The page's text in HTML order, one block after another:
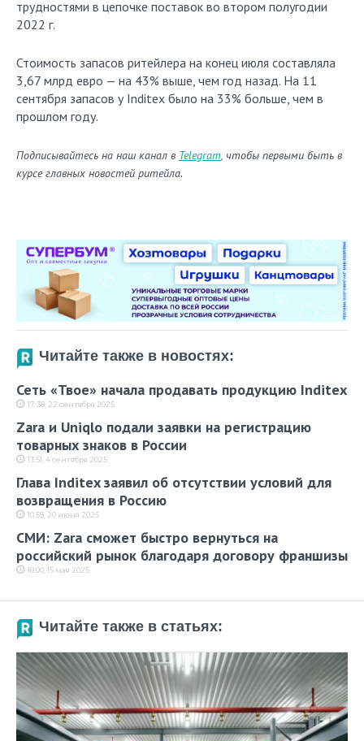
трудностями в цепочке поставок во втором полугодии
2022 г.
Стоимость запасов ритейлера на конец июля составляла
3,67 млрд евро — на 43% выше, чем год назад. На 11
сентября запасов у Inditex было на 33% больше, чем в
прошлом году.
Подписывайтесь на наш канал в Telegram, чтобы первыми быть в
курсе главных новостей ритейла.
Читайте также в новостях:
Сеть «Твое» начала продавать продукцию Inditex
17:38, 22 сентября 2025
Zara и Uniqlo подали заявки на регистрацию
товарных знаков в России
13:51, 4 сентября 2025
Глава Inditex заявил об отсутствии условий для
возвращения в Россию
10:59, 20 июня 2025
СМИ: Zara сможет быстро вернуться на
российский рынок благодаря договору франшизы
18:00, 15 мая 2025
Читайте также в статьях: